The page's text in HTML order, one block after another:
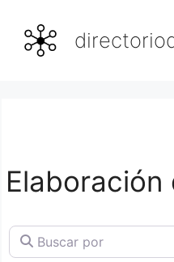
contenido
Elaboración
Buscar por